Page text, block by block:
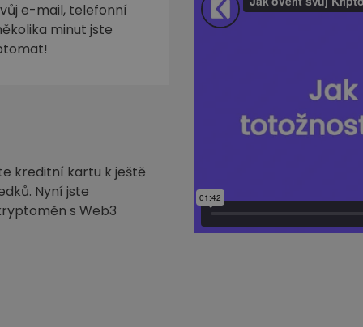
e-mail, telefonní
minut jste
kreditní kartu k ještě
Nyní jste
s Web3